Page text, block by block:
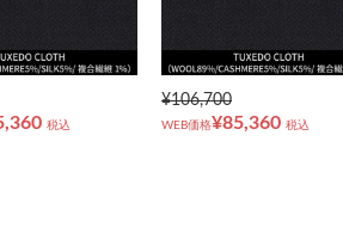
税込
¥106,700
WEB価格¥85,360 税込